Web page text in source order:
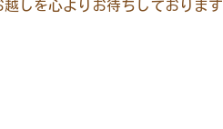
越しを心よりお待ちしております